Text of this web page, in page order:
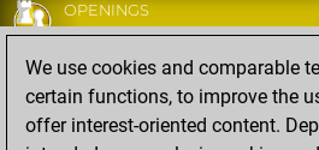
OPENINGS
Develop and exercise your openings
DATABASE
Eight million strong games
We use cookies and comparable
certain functions, to improve the
offer interest-oriented content.